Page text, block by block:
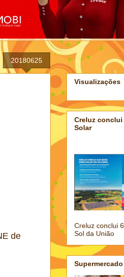
20180625
de
Visualizações
Creluz conclui
Solar
Creluz conclui
Sol da União